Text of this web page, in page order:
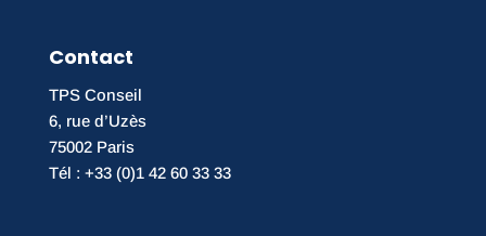
Contact
TPS Conseil
6, rue d’Uzès
75002 Paris
Tél : +33 (0)1 42 60 33 33